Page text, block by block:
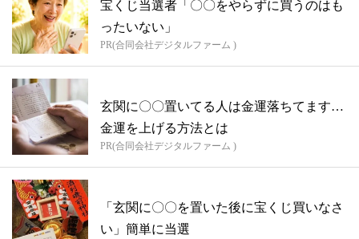
宝くじ当選者「〇〇をやらずに買うのはも
ったいない」
PR(合同会社デジタルファーム )
玄関に〇〇置いてる人は金運落ちてます…
金運を上げる方法とは
PR(合同会社デジタルファーム )
「玄関に〇〇を置いた後に宝くじ買いなさ
い」簡単に当選